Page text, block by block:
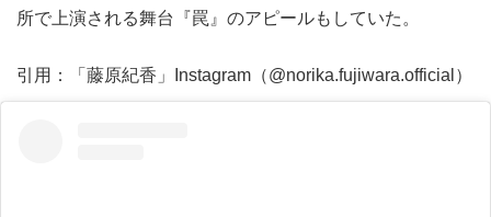
所で上演される舞台『罠』のアピールもしていた。
引用：「藤原紀香」Instagram（@norika.fujiwara.official）